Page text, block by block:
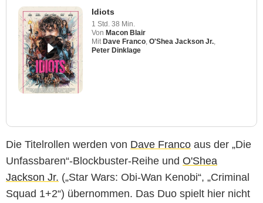
Idiots
1 Std. 38 Min.
Von Macon Blair
Mit Dave Franco O'Shea Jackson Jr.
Peter Dinklage
Die Titelrollen werden von Dave Franco aus der „Die
Unfassbaren“-Blockbuster-Reihe und O'Shea
Jackson Jr. („Star Wars: Obi-Wan Kenobi“, „Criminal
Squad 1+2“) übernommen. Das Duo spielt hier nicht